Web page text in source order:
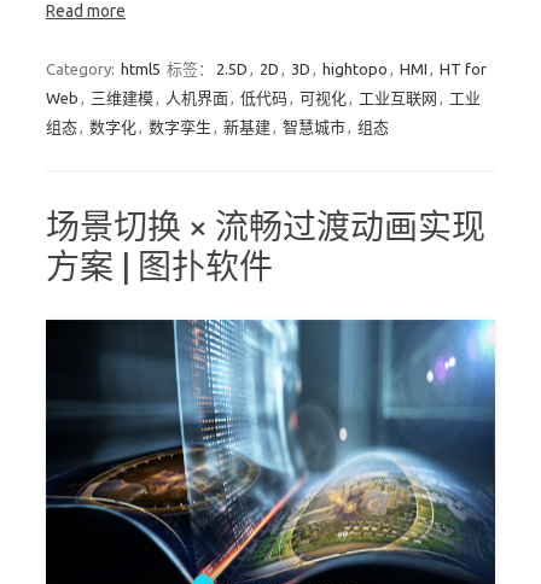
Read more
Category: html5 标签： 2.5D , 2D , 3D , hightopo , HMI , HT for
Web , 三维建模, 人机界面, 低代码, 可视化, 工业互联网 , 工业
组态, 数字化, 数字孪生 , 新基建, 智慧城市, 组态
场景切换 × 流畅过渡动画实现
方案 | 图扑软件